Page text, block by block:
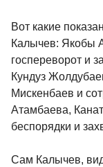
Вот какие
Калычев: Якобы
госпереворот и
Кундуз
Мискенбаев и
Атамбаева,
беспорядки и
Сам Калычев,